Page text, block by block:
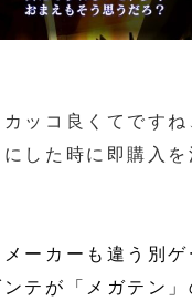
ッコ良くてですね
した時に即購入を
ーカーも違う別ゲ
テが「メガテン」